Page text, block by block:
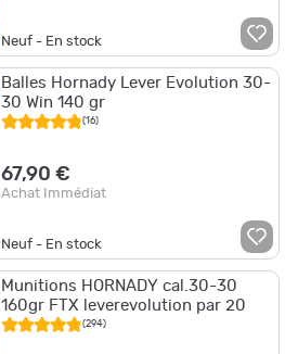
Neuf - En stock
Balles Hornady Lever Evolution 30-
30 Win 140 gr
(16)
67,90 €
Achat Immédiat
Neuf - En stock
Munitions HORNADY cal.30-30
160gr FTX leverevolution par 20
(294)